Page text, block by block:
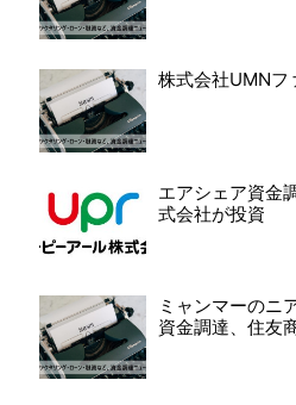
株式会社UMNフ
エアシェア資金
式会社が投資
ミャンマーのニ
資金調達、住友